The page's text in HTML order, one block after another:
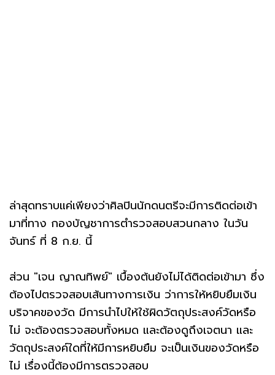
ล่าสุดทราบแค่เพียงว่าศิลปินนักดนตรีจะมีการติดต่อเข้า
มาที่ทาง กองบัญชาการตํารวจสอบสวนกลาง ในวัน
จันทร์ ที่ 8 ก.ย. นี้
ส่วน "เจน ญาณทิพย์" เบื้องต้นยังไม่ได้ติดต่อเข้ามา ซึ่ง
ต้องไปตรวจสอบเส้นทางการเงิน ว่าการให้หยิบยืมเงิน
บริจาคของวัด มีการนำไปให้ใช้ผิดวัตถุประสงค์วัดหรือ
ไม่ จะต้องตรวจสอบทั้งหมด และต้องดูถึงเจตนา และ
วัตถุประสงค์ใดที่ให้มีการหยิบยืม จะเป็นเงินของวัดหรือ
ไม่ เรื่องนี้ต้องมีการตรวจสอบ